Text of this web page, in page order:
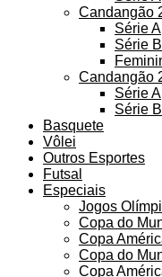
Candangão
Série A
Série B
Candangão
Série A
Série B
Basquete
Vôlei
Outros Esportes
Futsal
Especiais
Jogos
Copa do
Copa
Copa do
Copa